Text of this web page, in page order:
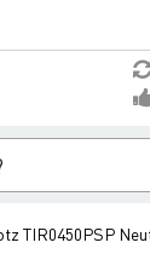
TIR0450PSP